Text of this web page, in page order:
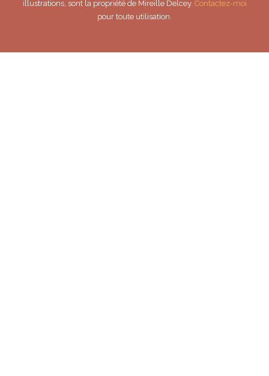
illustrations, sont la propriété de Mireille Delcey. Contactez-moi
pour toute utilisation.